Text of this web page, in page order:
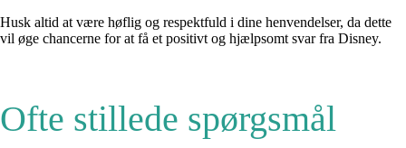
Husk altid at være høflig og respektfuld i dine henvendelser, da dette
vil øge chancerne for at få et positivt og hjælpsomt svar fra Disney.
Ofte stillede spørgsmål